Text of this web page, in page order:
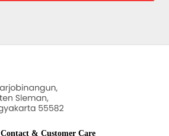
Contact & Customer Care